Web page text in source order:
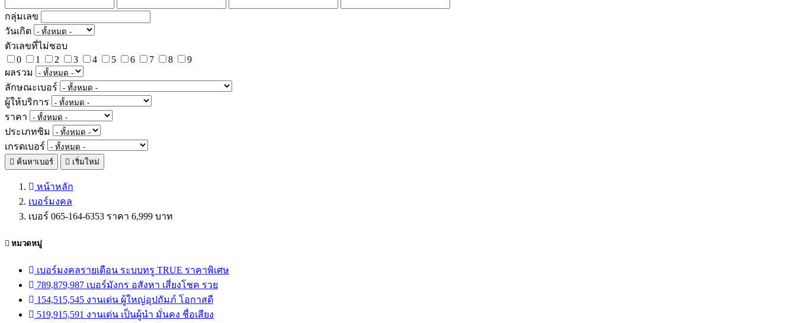
กลุ่มเลข
วันเกิด
ตัวเลขที่ไม่ชอบ
0
1 2 3 4 5 6 7 8
9
ผลรวม
ลักษณะเบอร์
ผู้ให้บริการ
ราคา
ประเภทซิม
เกรดเบอร์
ค้นหาเบอร์ เริ่มใหม่
หน้าหลัก
เบอร์มงคล
เบอร์ 065-164-6353 ราคา 6,999 บาท
หมวดหมู่
เบอร์มงคลรายเดือน ระบบทรู TRUE ราคาพิเศษ
789,879,987 เบอร์มังกร อสังหา เสี่ยงโชค รวย
154,515,545 งานเด่น ผู้ใหญ่อุปถัมภ์ โอกาสดี
519,915,591 งานเด่น เป็นผู้นำ มั่นคง ชื่อเสียง